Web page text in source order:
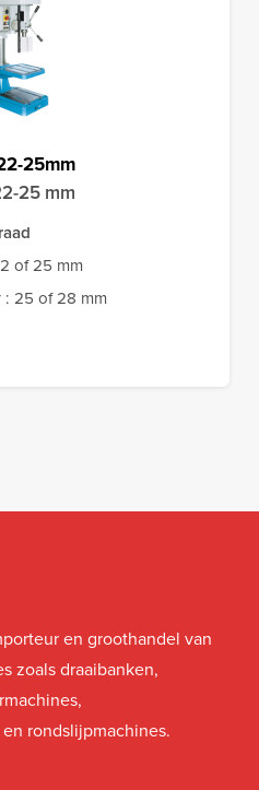
25mm
25 mm
of 25 mm
25 of 28 mm
en groothandel van
zoals draaibanken,
rondslijpmachines.